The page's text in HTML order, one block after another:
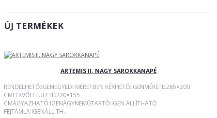
ÚJ TERMÉKEK
ARTEMIS II. NAGY SAROKKANAPÉ
RENDELHETŐ:IGENEGYEDI MÉRETBEN KÉRHETŐ:IGENMÉRETE:285×200
CMFEKVŐFELÜLETE:220×155
CMÁGYAZHATÓ:IGENÁGYNEMŰTARTÓ:IGEN ÁLLÍTHATÓ
FEJTÁMLA:IGENÁLLÍTH..